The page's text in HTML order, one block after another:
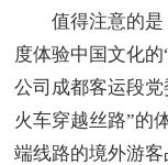
值得注意的是
度体验中国文化
公司成都客运段
火车穿越丝路”的
端线路的境外游